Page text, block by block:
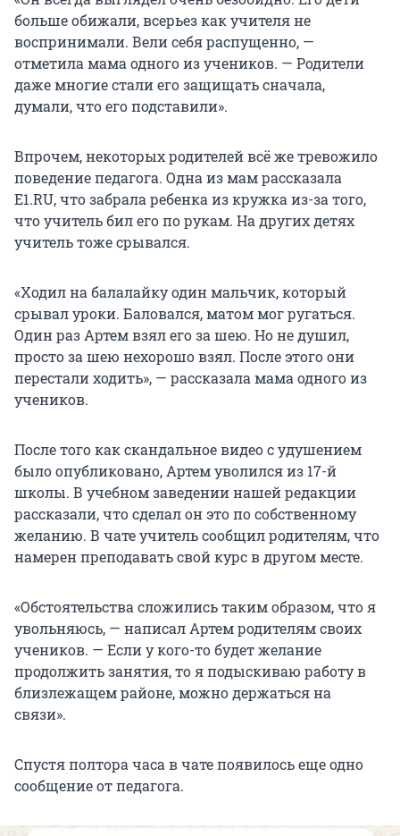
больше обижали, всерьез как учителя не
воспринимали. Вели себя распущенно, —
отметила мама одного из учеников. — Родители
даже многие стали его защищать сначала,
думали, что его подставили».
Впрочем, некоторых родителей всё же тревожило
поведение педагога. Одна из мам рассказала
E1.RU, что забрала ребенка из кружка из-за того,
что учитель бил его по рукам. На других детях
учитель тоже срывался.
«Ходил на балалайку один мальчик, который
срывал уроки. Баловался, матом мог ругаться.
Один раз Артем взял его за шею. Но не душил,
просто за шею нехорошо взял. После этого они
перестали ходить», — рассказала мама одного из
учеников.
После того как скандальное видео с удушением
было опубликовано, Артем уволился из 17-й
школы. В учебном заведении нашей редакции
рассказали, что сделал он это по собственному
желанию. В чате учитель сообщил родителям, что
намерен преподавать свой курс в другом месте.
«Обстоятельства сложились таким образом, что я
увольняюсь, — написал Артем родителям своих
учеников. — Если у кого-то будет желание
продолжить занятия, то я подыскиваю работу в
близлежащем районе, можно держаться на
связи».
Спустя полтора часа в чате появилось еще одно
сообщение от педагога.